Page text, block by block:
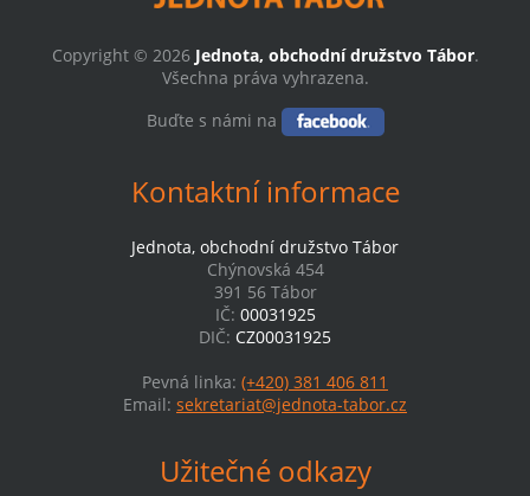
Copyright © 2026 Jednota, obchodní družstvo Tábor.
Všechna práva vyhrazena.
Buďte s námi na
Kontaktní informace
Jednota, obchodní družstvo Tábor
Chýnovská 454
391 56 Tábor
IČ: 00031925
DIČ: CZ00031925
Pevná linka: (+420) 381 406 811
Email: sekretariat@jednota-tabor.cz
Užitečné odkazy